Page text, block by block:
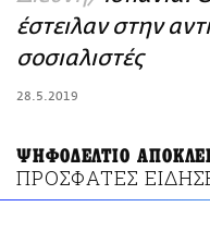
ΑΜΠΑ
PRINT
έστειλαν στην
σοσιαλιστές
28.5.2019
ΨΗΦΟΔΕΛΤΙΟ
ΠΡΟΣΦΑΤΕΣ